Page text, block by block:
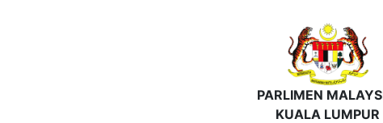
PARLIMEN
KUALA LUMPUR